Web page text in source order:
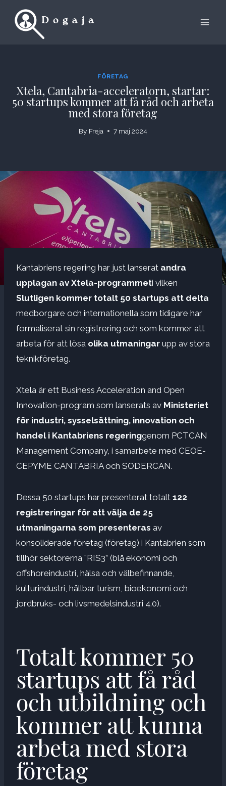
FÖRETAG
Xtela, Cantabria-acceleratorn, startar:
50 startups kommer att få råd och arbeta
med stora företag
By Freja 7 maj 2024
Kantabriens regering har just lanserat andra
upplagan av Xtela-programmeti vilken
Slutligen kommer totalt 50 startups att delta
medborgare och internationella som tidigare har
formaliserat sin registrering och som kommer att
arbeta för att lösa olika utmaningar upp av stora
teknikföretag.
Xtela är ett Business Acceleration and Open
Innovation-program som lanserats av Ministeriet
för industri, sysselsättning, innovation och
handel i Kantabriens regeringgenom PCTCAN
Management Company, i samarbete med CEOE-
CEPYME CANTABRIA och SODERCAN.
Dessa 50 startups har presenterat totalt 122
registreringar för att välja de 25
utmaningarna som presenteras av
konsoliderade företag (företag) i Kantabrien som
tillhör sektorerna ”RIS3” (blå ekonomi och
offshoreindustri, hälsa och välbefinnande,
kulturindustri, hållbar turism, bioekonomi och
jordbruks- och livsmedelsindustri 4.0).
Totalt kommer 50
startups att få råd
och utbildning och
kommer att kunna
arbeta med stora
företag